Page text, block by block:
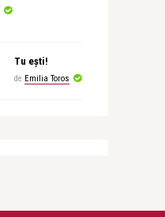
Tu ești!
de Emilia Toros